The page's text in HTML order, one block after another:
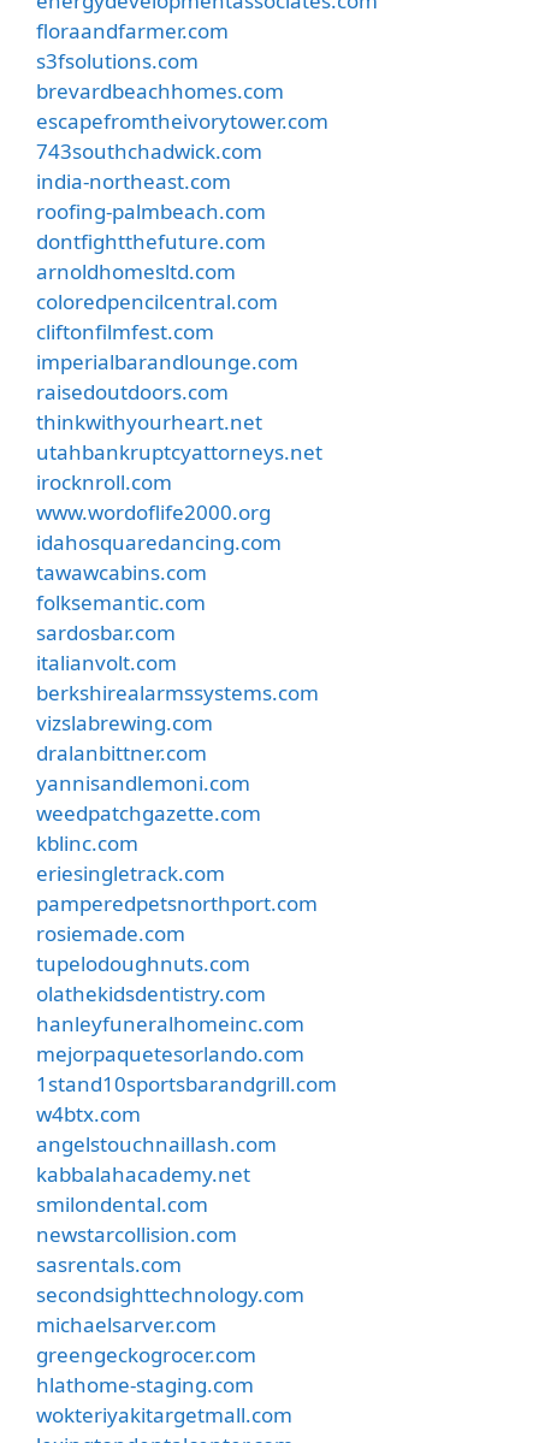
floraandfarmer.com
s3fsolutions.com
brevardbeachhomes.com
escapefromtheivorytower.com
743southchadwick.com
india-northeast.com
roofing-palmbeach.com
dontfightthefuture.com
arnoldhomesltd.com
coloredpencilcentral.com
cliftonfilmfest.com
imperialbarandlounge.com
raisedoutdoors.com
thinkwithyourheart.net
utahbankruptcyattorneys.net
irocknroll.com
www.wordoflife2000.org
idahosquaredancing.com
tawawcabins.com
folksemantic.com
sardosbar.com
italianvolt.com
berkshirealarmssystems.com
vizslabrewing.com
dralanbittner.com
yannisandlemoni.com
weedpatchgazette.com
kblinc.com
eriesingletrack.com
pamperedpetsnorthport.com
rosiemade.com
tupelodoughnuts.com
olathekidsdentistry.com
hanleyfuneralhomeinc.com
mejorpaquetesorlando.com
1stand10sportsbarandgrill.com
w4btx.com
angelstouchnaillash.com
kabbalahacademy.net
smilondental.com
newstarcollision.com
sasrentals.com
secondsighttechnology.com
michaelsarver.com
greengeckogrocer.com
hlathome-staging.com
wokteriyakitargetmall.com